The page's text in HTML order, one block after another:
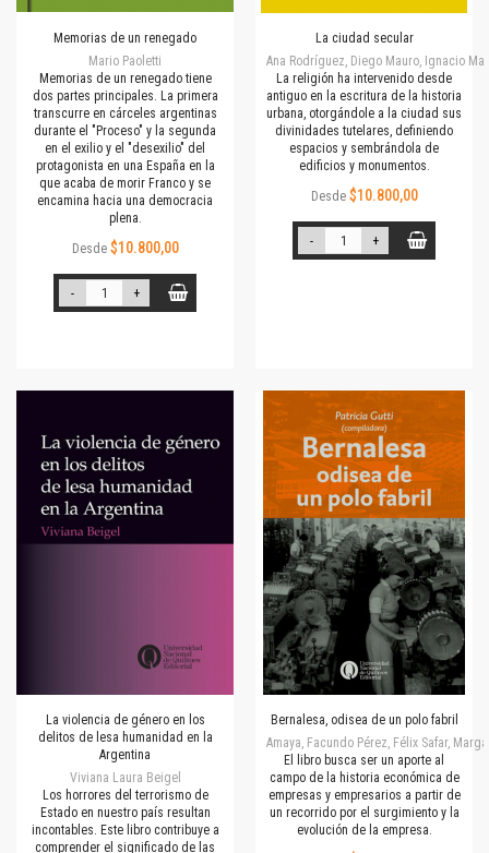
Memorias de un renegado
Mario Paoletti
Memorias de un renegado tiene
dos partes principales. La primera
transcurre en cárceles argentinas
durante el "Proceso" y la segunda
en el exilio y el "desexilio" del
protagonista en una España en la
que acaba de morir Franco y se
encamina hacia una democracia
plena.
Desde $10.800,00
- +
La ciudad secular
Ana Rodríguez, Diego Mauro, Ignacio
La religión ha intervenido desde
antiguo en la escritura de la historia
urbana, otorgándole a la ciudad sus
divinidades tutelares, definiendo
espacios y sembrándola de
edificios y monumentos.
Desde $10.800,00
- +
La violencia de género en los
delitos de lesa humanidad en la
Argentina
Viviana Laura Beigel
Los horrores del terrorismo de
Estado en nuestro país resultan
incontables. Este libro contribuye a
comprender el significado de las
Bernalesa, odisea de un polo fabril
Amaya, Facundo Pérez, Félix Safar,
El libro busca ser un aporte al
campo de la historia económica de
empresas y empresarios a partir de
un recorrido por el surgimiento y la
evolución de la empresa.